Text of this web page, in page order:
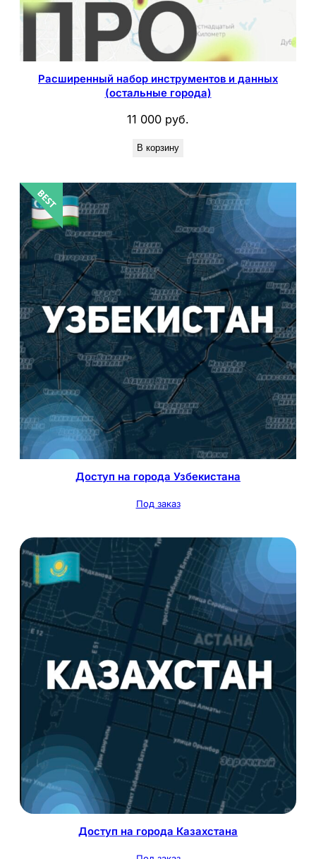
Расширенный набор инструментов и данных
(остальные города)
11 000 руб.
В корзину
Доступ на города Узбекистана
Под заказ
Доступ на города Казахстана